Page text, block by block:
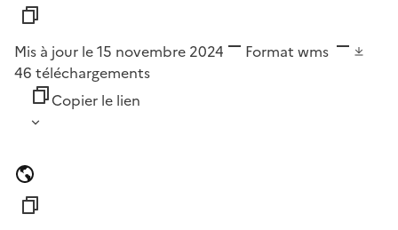
Mis à jour le 15 novembre 2024 Format wms
46 téléchargements
Copier le lien